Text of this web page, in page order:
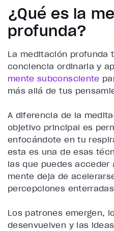
¿Qué es la
profunda?
La meditación profunda
conciencia ordinaria y
mente subconsciente
más allá de tus
A diferencia de la
objetivo principal es
enfocándote en tu
esta es una de esas
las que puedes acceder
mente deja de
percepciones
Los patrones emergen,
desenvuelven y las